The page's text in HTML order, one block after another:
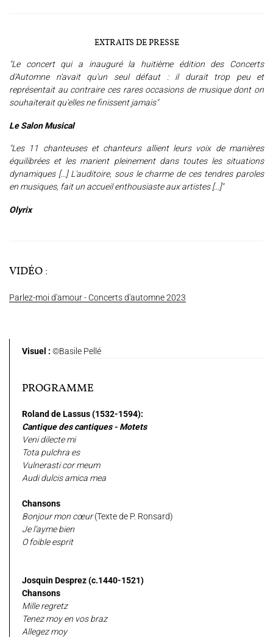
EXTRAITS DE PRESSE
"Le concert qui a inauguré la huitième édition des Concerts
d'Automne n'avait qu'un seul défaut : il durait trop peu et
représentait au contraire ces rares occasions de musique dont on
souhaiterait qu'elles ne finissent jamais"
Le Salon Musical
"Les 11 chanteuses et chanteurs allient leurs voix de manières
équilibrées et les marient pleinement dans toutes les situations
dynamiques [...] L'auditoire, sous le charme de ces tendres paroles
en musiques, fait un accueil enthousiaste aux artistes [...]"
Olyrix
VIDÉO :
Parlez-moi d'amour - Concerts d'automne 2023
Visuel : ©Basile Pellé
PROGRAMME
Roland de Lassus (1532-1594):
Cantique des cantiques - Motets
Veni dilecte mi
Tota pulchra es
Vulnerasti cor meum
Audi dulcis amica mea
Chansons
Bonjour mon cœur(Texte de P. Ronsard)
Je l’ayme bien
O foible esprit
Josquin Desprez (c.1440-1521)
Chansons
Mille regretz
Tenez moy en vos braz
Allegez moy